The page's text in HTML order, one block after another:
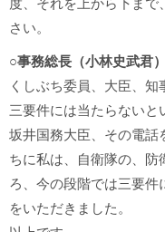
さい。
○事務総長（小林史武君
くしぶち委員、大臣、
三要件には当たらないと
坂井国務大臣、その電話
ちに私は、自衛隊の、防
ろ、今の段階では三要
をいただきました。